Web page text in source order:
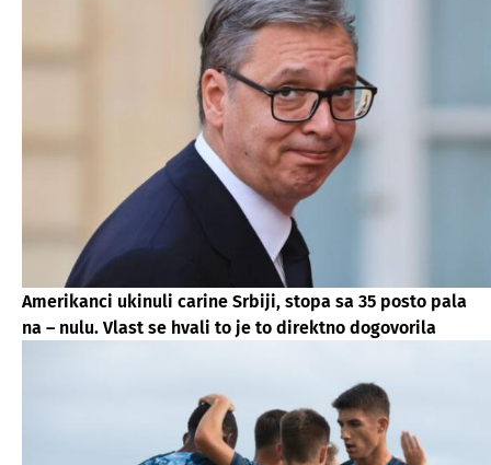
Amerikanci ukinuli carine Srbiji, stopa sa 35 posto pala
na – nulu. Vlast se hvali to je to direktno dogovorila